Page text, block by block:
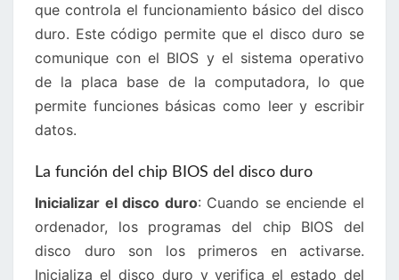
que controla el funcionamiento básico del disco
duro. Este código permite que el disco duro se
comunique con el BIOS y el sistema operativo
de la placa base de la computadora, lo que
permite funciones básicas como leer y escribir
datos.
La función del chip BIOS del disco duro
Inicializar el disco duro: Cuando se enciende el
ordenador, los programas del chip BIOS del
disco duro son los primeros en activarse.
Inicializa el disco duro y verifica el estado del